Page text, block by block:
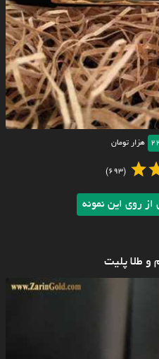
هزار تومان
(693)
روی این نمونه
و طلا پلیت